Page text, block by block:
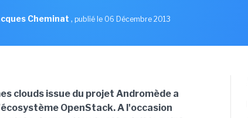
Cheminat , publié le 06 Décembre 2013
clouds issue du projet Andromède a
OpenStack. A l'occasion